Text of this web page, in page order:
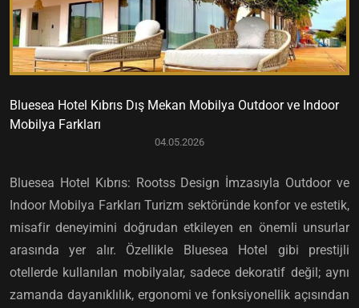
Bluesea Hotel Kıbrıs Dış Mekan Mobilya Outdoor ve Indoor
Mobilya Farkları
04.05.2026
Bluesea Hotel Kıbrıs: Rootss Design İmzasıyla Outdoor ve
Indoor Mobilya Farkları Turizm sektöründe konfor ve estetik,
misafir deneyimini doğrudan etkileyen en önemli unsurlar
arasında yer alır. Özellikle Bluesea Hotel gibi prestijli
otellerde kullanılan mobilyalar, sadece dekoratif değil; aynı
zamanda dayanıklılık, ergonomi ve fonksiyonellik açısından